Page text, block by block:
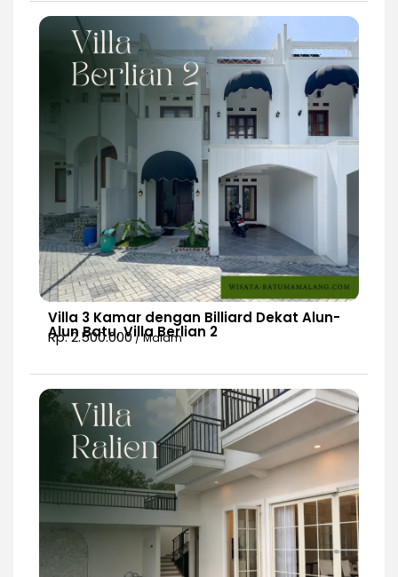
Villa 3 Kamar dengan Billiard Dekat Alun-
Alun Batu, Villa Berlian 2
Rp. 2.500.000/ Malam